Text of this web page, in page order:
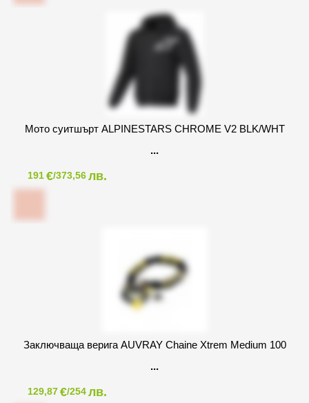
Мото суитшърт ALPINESTARS CHROME V2 BLK/WHT
191€/373,56лв.
Заключваща верига AUVRAY Chaine Xtrem Medium 100
129,87€/254лв.